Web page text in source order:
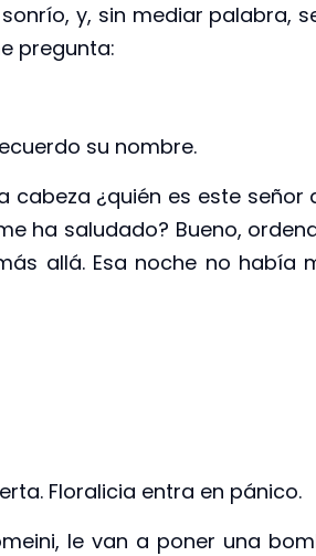
y, sin mediar palabra,
pregunta:
su nombre.
cabeza ¿quién es este señor
ha saludado? Bueno,
allá. Esa noche no había
Floralicia entra en pánico.
le van a poner una